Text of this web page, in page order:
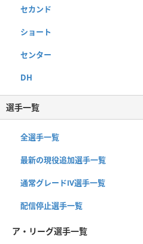
セカンド
ショート
センター
DH
選手一覧
全選手一覧
最新の現役追加選手一覧
通常グレードⅣ選手一覧
配信停止選手一覧
ア・リーグ選手一覧